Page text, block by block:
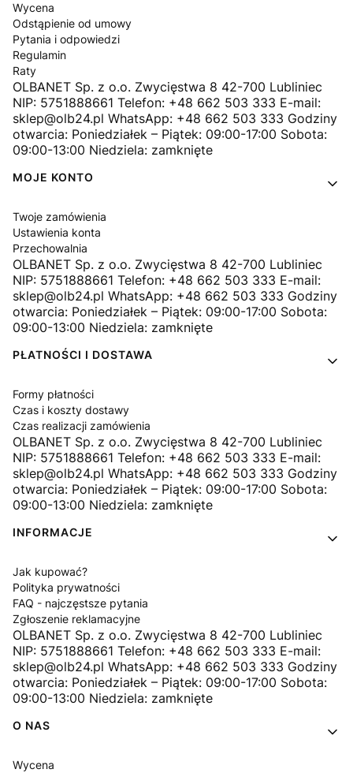
Wycena
Odstąpienie od umowy
Pytania i odpowiedzi
Regulamin
Raty
OLBANET Sp. z o.o. Zwycięstwa 8 42-700 Lubliniec
NIP: 5751888661 Telefon: +48 662 503 333 E-mail:
sklep@olb24.pl WhatsApp: +48 662 503 333 Godziny
otwarcia: Poniedziałek – Piątek: 09:00-17:00 Sobota:
09:00-13:00 Niedziela: zamknięte
MOJE KONTO
Twoje zamówienia
Ustawienia konta
Przechowalnia
OLBANET Sp. z o.o. Zwycięstwa 8 42-700 Lubliniec
NIP: 5751888661 Telefon: +48 662 503 333 E-mail:
sklep@olb24.pl WhatsApp: +48 662 503 333 Godziny
otwarcia: Poniedziałek – Piątek: 09:00-17:00 Sobota:
09:00-13:00 Niedziela: zamknięte
PŁATNOŚCI I DOSTAWA
Formy płatności
Czas i koszty dostawy
Czas realizacji zamówienia
OLBANET Sp. z o.o. Zwycięstwa 8 42-700 Lubliniec
NIP: 5751888661 Telefon: +48 662 503 333 E-mail:
sklep@olb24.pl WhatsApp: +48 662 503 333 Godziny
otwarcia: Poniedziałek – Piątek: 09:00-17:00 Sobota:
09:00-13:00 Niedziela: zamknięte
INFORMACJE
Jak kupować?
Polityka prywatności
FAQ - najczęstsze pytania
Zgłoszenie reklamacyjne
OLBANET Sp. z o.o. Zwycięstwa 8 42-700 Lubliniec
NIP: 5751888661 Telefon: +48 662 503 333 E-mail:
sklep@olb24.pl WhatsApp: +48 662 503 333 Godziny
otwarcia: Poniedziałek – Piątek: 09:00-17:00 Sobota:
09:00-13:00 Niedziela: zamknięte
O NAS
Wycena